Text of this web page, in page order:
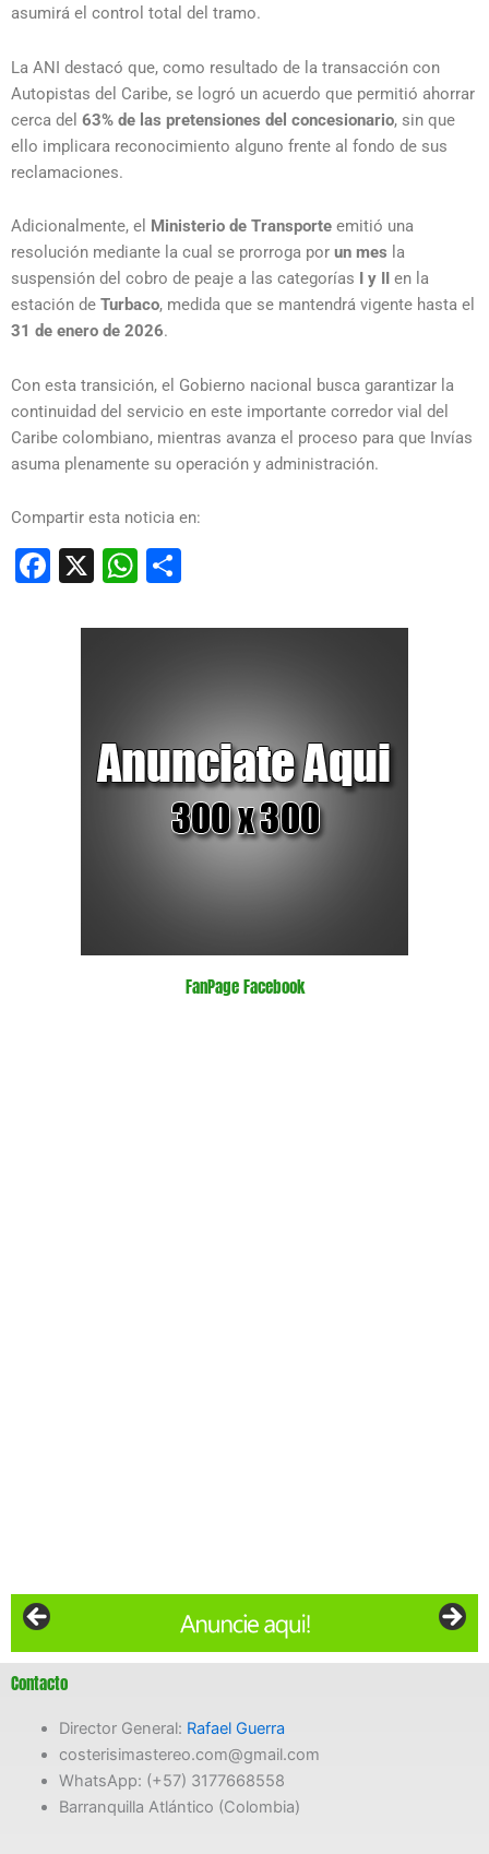
asumirá el control total del tramo.
La ANI destacó que, como resultado de la transacción con
Autopistas del Caribe, se logró un acuerdo que permitió ahorrar
cerca del 63% de las pretensiones del concesionario, sin que
ello implicara reconocimiento alguno frente al fondo de sus
reclamaciones.
Adicionalmente, el Ministerio de Transporte emitió una
resolución mediante la cual se prorroga por un mes la
suspensión del cobro de peaje a las categorías
I y II
en la
estación de Turbaco, medida que se mantendrá vigente hasta el
31 de enero de 2026.
Con esta transición, el Gobierno nacional busca garantizar la
continuidad del servicio en este importante corredor vial del
Caribe colombiano, mientras avanza el proceso para que Invías
asuma plenamente su operación y administración.
Compartir esta noticia en:
Facebook
X WhatsApp
FanPage Facebook
Contacto
Director General: Rafael Guerra
costerisimastereo.com@gmail.com
WhatsApp: (+57) 3177668558
Barranquilla Atlántico (Colombia)